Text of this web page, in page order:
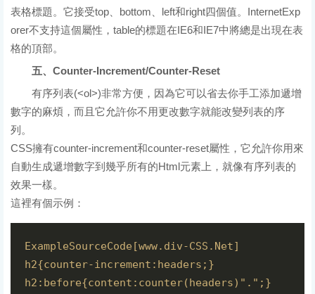
表格標題。它接受top、bottom、left和right四個值。InternetExp
orer不支持這個屬性，table的標題在IE6和IE7中將總是出現在表
格的頂部。
五、Counter-Increment/Counter-Reset
有序列表(<ol>)非常方便，因為它可以省去你手工添加遞增
數字的麻煩，而且它允許你不用更改數字就能改變列表的序
列。
CSS擁有counter-increment和counter-reset屬性，它允許你用來
自動生成遞增數字到幾乎所有的Html元素上，就像有序列表的
效果一樣。
這裡有個示例：
ExampleSourceCode[www.div-CSS.Net]
h2{counter-increment:headers;}
h2:before{content:counter(headers)".";}